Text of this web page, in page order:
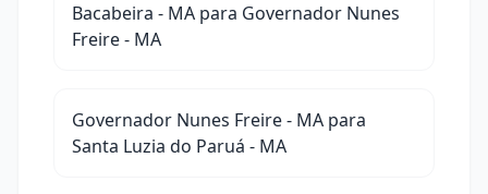
Bacabeira - MA para Governador Nunes
Freire - MA
Governador Nunes Freire - MA para
Santa Luzia do Paruá - MA